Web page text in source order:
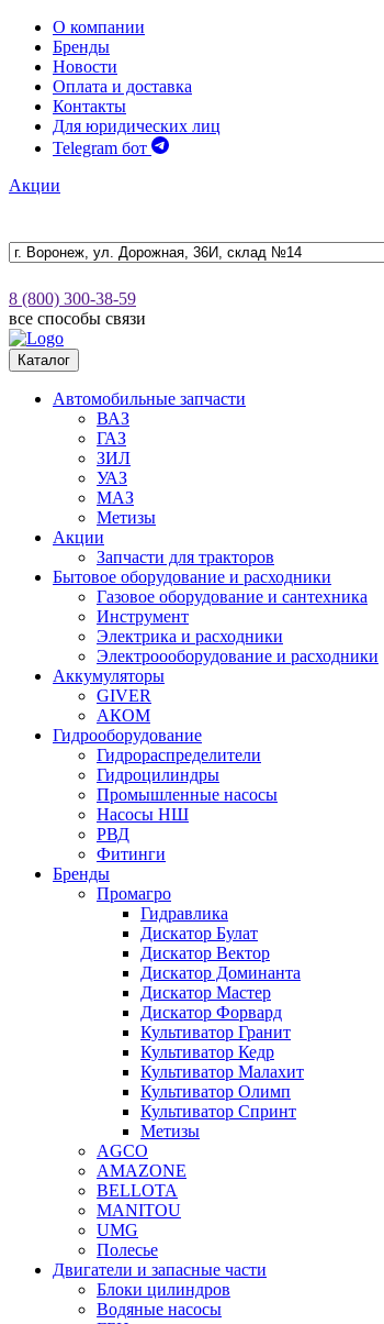
О компании
Бренды
Новости
Оплата и доставка
Контакты
Для юридических лиц
Telegram бот
Акции
8 (800) 300-38-59
все способы связи
Каталог
Автомобильные запчасти
ВАЗ
ГАЗ
ЗИЛ
УАЗ
МАЗ
Метизы
Акции
Запчасти для тракторов
Бытовое оборудование и расходники
Газовое оборудование и сантехника
Инструмент
Электрика и расходники
Электроооборудование и расходники
Аккумуляторы
GIVER
АКОМ
Гидрооборудование
Гидрораспределители
Гидроцилиндры
Промышленные насосы
Насосы НШ
РВД
Фитинги
Бренды
Промагро
Гидравлика
Дискатор Булат
Дискатор Вектор
Дискатор Доминанта
Дискатор Мастер
Дискатор Форвард
Культиватор Гранит
Культиватор Кедр
Культиватор Малахит
Культиватор Олимп
Культиватор Спринт
Метизы
AGCO
AMAZONE
BELLOTA
MANITOU
UMG
Полесье
Двигатели и запасные части
Блоки цилиндров
Водяные насосы